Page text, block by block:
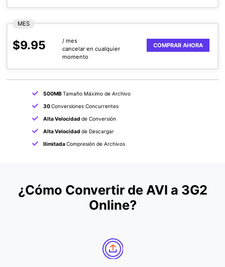
MES
$9.95
/ mes
cancelar en cualquier
momento
COMPRAR AHORA
500MBTamaño Máximo de Archivo
30Conversiones Concurrentes
Alta Velocidad de Conversión
Alta Velocidad de Descargar
IlimitadaCompresión de Archivos
¿Cómo Convertir de AVI a 3G2
Online?